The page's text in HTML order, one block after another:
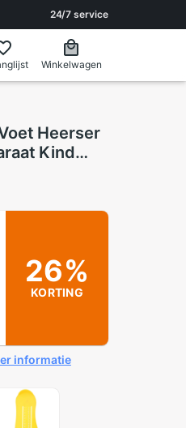
24/7 service
Winkelwagen
Heerser
Kind
Maat
26%
KORTING
informatie